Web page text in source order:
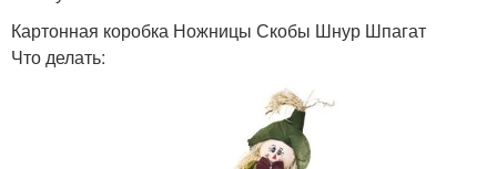
Картонная коробка Ножницы Скобы Шнур Шпагат
Что делать: